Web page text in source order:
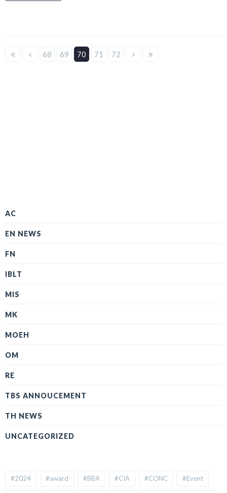
68 69 70 71 72
AC
EN NEWS
FN
IBLT
MIS
MK
MOEH
OM
RE
TBS ANNOUCEMENT
TH NEWS
UNCATEGORIZED
#2024 #award #BBA #CIA #CONC #Event